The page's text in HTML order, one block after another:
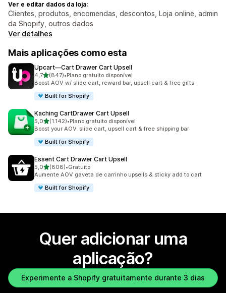
Ver e editar dados da loja:
Clientes, produtos, encomendas, descontos, Loja online, admin
da Shopify, outros dados
Ver detalhes
Mais aplicações como esta
Upcart—Cart Drawer Cart Upsell
4,7de 5 estrelas
(847)
847 total de avaliações
•Plano gratuito disponível
Boost AOV w/ slide cart, reward bar, upsell cart & free gifts
Built for Shopify
Kaching CartDrawer Cart Upsell
5,0de 5 estrelas
(1.142)
1142 total de avaliações
•Plano gratuito disponível
Boost your AOV: slide cart, upsell cart & free shipping bar
Built for Shopify
Essent Cart Drawer Cart Upsell
5,0de 5 estrelas
(808)
808 total de avaliações
•Gratuito
Aumente AOV gaveta de carrinho upsells & sticky add to cart
Built for Shopify
Quer adicionar uma
aplicação?
Experimente a Shopify gratuitamente durante 3 dias